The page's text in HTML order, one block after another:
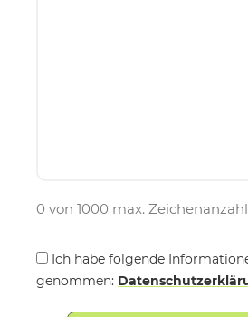
0 von 1000 max. Zeichenanzahl
Consent
*
Ich habe folgende
genommen: